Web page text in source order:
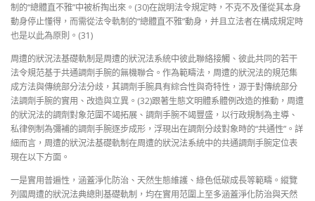
制的“總體直不雅”中被析掏出來。(30)在說明法令規定時，不克不及僅從其本身
動身停止懂得，而需從法令軌制的“總體直不雅”動身，并且立法者在構成規定時
也是以此為原則。(31)
周遭的狀況法基礎軌制是周遭的狀況法系統中彼此聯絡接觸、彼此共同的若干
法令規范基于共通調劑手腕的無機聯合。作為範疇法，周遭的狀況法的規范集
成方法與傳統部分法分歧，其調劑手腕具有綜合性與奇特性，源于對傳統部分
法調劑手腕的實用、改造與立異。(32)跟著生態文明體系體例改造的推動，周遭
的狀況法的調劑對象范圍不竭拓展、調劑手腕不竭豐盛，以行政規制為主導、
私律例制為彌補的調劑手腕逐步成形，浮現出在調劑分歧對象時的“共通性”。詳
細而言，周遭的狀況法基礎軌制在周遭的狀況法系統中的共通調劑手腕定位表
現在以下方面。
一是實用普遍性，涵蓋淨化防治、天然生態維護、綠色低碳成長等範疇。縱覽
列國周遭的狀況法典總則基礎軌制，均在實用范圍上至多涵蓋淨化防治與天然